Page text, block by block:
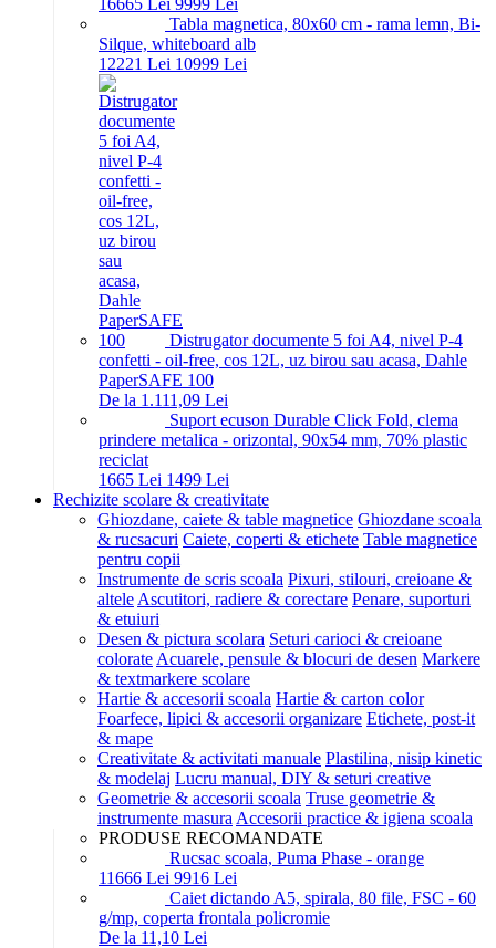
16665 Lei 9999
Lei
Tabla magnetica, 80x60 cm - rama lemn, Bi-
Silque, whiteboard alb
12221 Lei 10999 Lei
Distrugator documente 5 foi A4, nivel P-4
confetti - oil-free, cos 12L, uz birou sau acasa, Dahle
PaperSAFE 100
De la 1.111,09 Lei
Suport ecuson Durable Click Fold, clema
prindere metalica - orizontal, 90x54 mm, 70% plastic
reciclat
1665 Lei 1499 Lei
Rechizite scolare & creativitate
Ghiozdane, caiete & table magnetice Ghiozdane scoala
& rucsacuri Caiete, coperti & etichete Table magnetice
pentru copii
Instrumente de scris scoala Pixuri, stilouri, creioane &
altele Ascutitori, radiere & corectare Penare, suporturi
& etuiuri
Desen & pictura scolara Seturi carioci & creioane
colorate Acuarele, pensule & blocuri de desen Markere
& textmarkere scolare
Hartie & accesorii scoala Hartie & carton color
Foarfece, lipici & accesorii organizare Etichete, post-it
& mape
Creativitate & activitati manuale Plastilina, nisip kinetic
& modelaj Lucru manual, DIY & seturi creative
Geometrie & accesorii scoala Truse geometrie &
instrumente masura Accesorii practice & igiena scoala
PRODUSE RECOMANDATE
Rucsac scoala, Puma Phase - orange
11666 Lei 9916 Lei
Caiet dictando A5, spirala, 80 file, FSC - 60
g/mp, coperta frontala policromie
De la 11,10 Lei